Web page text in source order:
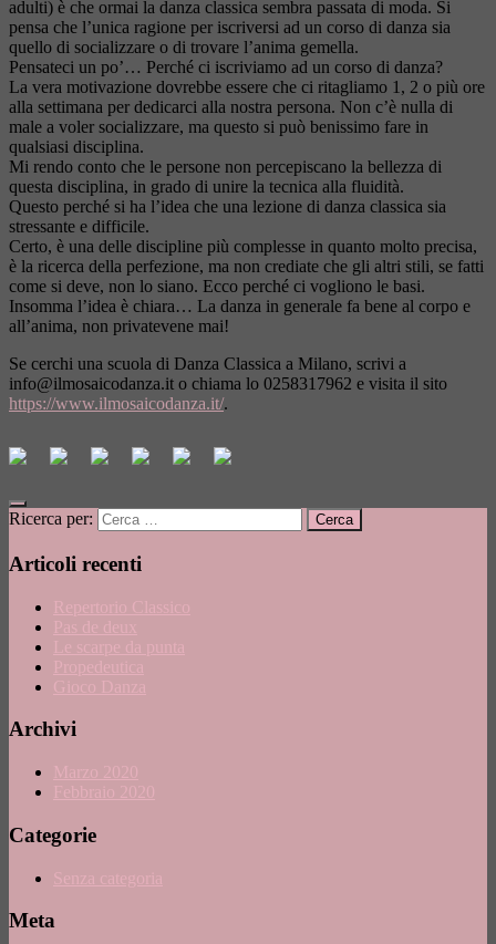
adulti) è che ormai la danza classica sembra passata di moda. Si
pensa che l’unica ragione per iscriversi ad un corso di danza sia
quello di socializzare o di trovare l’anima gemella.
Pensateci un po’… Perché ci iscriviamo ad un corso di danza?
La vera motivazione dovrebbe essere che ci ritagliamo 1, 2 o più ore
alla settimana per dedicarci alla nostra persona. Non c’è nulla di
male a voler socializzare, ma questo si può benissimo fare in
qualsiasi disciplina.
Mi rendo conto che le persone non percepiscano la bellezza di
questa disciplina, in grado di unire la tecnica alla fluidità.
Questo perché si ha l’idea che una lezione di danza classica sia
stressante e difficile.
Certo, è una delle discipline più complesse in quanto molto precisa,
è la ricerca della perfezione, ma non crediate che gli altri stili, se fatti
come si deve, non lo siano. Ecco perché ci vogliono le basi.
Insomma l’idea è chiara… La danza in generale fa bene al corpo e
all’anima, non privatevene mai!
Se cerchi una scuola di Danza Classica a Milano, scrivi a
info@ilmosaicodanza.it o chiama lo 0258317962 e visita il sito
https://www.ilmosaicodanza.it/.
Ricerca per:
Articoli recenti
Repertorio Classico
Pas de deux
Le scarpe da punta
Propedeutica
Gioco Danza
Archivi
Marzo 2020
Febbraio 2020
Categorie
Senza categoria
Meta